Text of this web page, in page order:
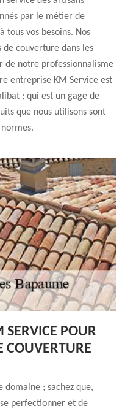
par le métier de
vos besoins. Nos
couverture dans les
de notre professionnalisme
entreprise KM Service est
; qui est un gage de
que nous utilisons sont
SERVICE POUR
COUVERTURE
domaine ; sachez que,
perfectionner et de